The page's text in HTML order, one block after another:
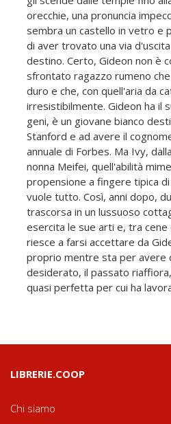
orecchie, una pronuncia
sembra un castello in vetro e
di aver trovato una via
destino. Certo, Gideon non è
sfrontato ragazzo rumeno
duro e che, con quell'aria da
irresistibilmente. Gideon ha il
geni, è un giovane bianco
Stanford e ad avere il
annuale di Forbes. Ma Ivy,
nonna Meifei, quell'abilità
propensione a fingere tipica
vuole tutto. Così, anni dopo,
trascorsa in un lussuoso
esercita le sue arti e, tra
riesce a farsi accettare da
proprio mentre sta per avere
desiderato, il passato
quasi perfetta per cui ha
LIBRERIE.COOP
Chi siamo